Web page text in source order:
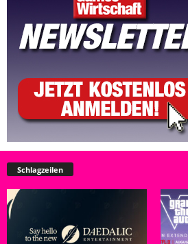
Schlagzeilen